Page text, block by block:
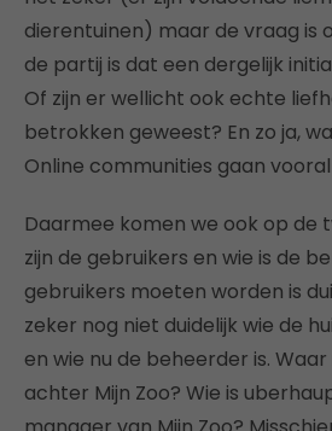
dierentuinen) maar de vraag is
de partij is dat een dergelijk
Of zijn er wellicht ook echte
betrokken geweest? En zo ja,
Online communities gaan
Daarmee komen we ook op de
zijn de gebruikers en wie is de
gebruikers moeten worden is
zeker nog niet duidelijk wie de
en wie nu de beheerder is.
achter Mijn Zoo? Wie is